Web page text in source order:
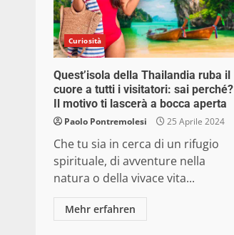
Curiosità
Quest’isola della Thailandia ruba il
cuore a tutti i visitatori: sai perché?
Il motivo ti lascerà a bocca aperta
Paolo Pontremolesi 25 Aprile 2024
Che tu sia in cerca di un rifugio
spirituale, di avventure nella
natura o della vivace vita...
Mehr erfahren